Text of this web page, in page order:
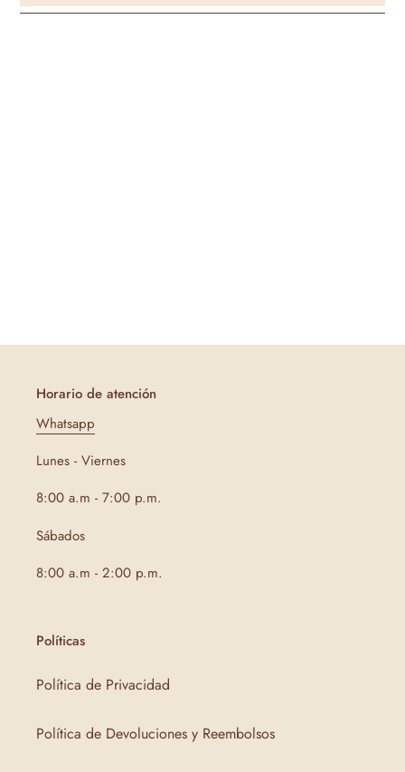
Horario de atención
Whatsapp
Lunes - Viernes
8:00 a.m - 7:00 p.m.
Sábados
8:00 a.m - 2:00 p.m.
Políticas
Política de Privacidad
Política de Devoluciones y Reembolsos